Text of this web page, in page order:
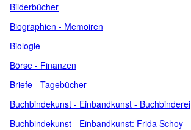
Bilderbücher
Biographien - Memoiren
Biologie
Börse - Finanzen
Briefe - Tagebücher
Buchbindekunst - Einbandkunst - Buchbinderei
Buchbindekunst - Einbandkunst: Frida Schoy